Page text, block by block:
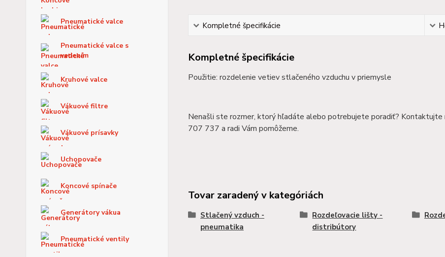
Pneumatické valce
Pneumatické valce s
vedením
Kruhové valce
Vákuové filtre
Vákuové prísavky
Uchopovače
Koncové spínače
Generátory vákua
Pneumatické ventily
Kompletné špecifikácie
Kompletné špecifikácie
Použitie: rozdelenie vetiev stlačeného vzduchu v priemysle
Nenašli ste rozmer, ktorý hľadáte alebo potrebujete poradiť? Kontaktujte
707 737 a radi Vám pomôžeme.
Tovar zaradený v kategóriách
Stlačený vzduch -
pneumatika
Rozdeľovacie lišty -
distribútory